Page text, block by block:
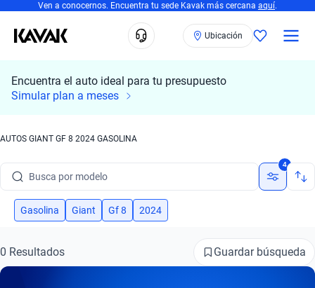
Ven a conocernos. Encuentra tu sede Kavak más cercana aquí.
Ubicación
Encuentra el auto ideal para tu presupuesto
Simular plan a meses
AUTOS GIANT GF 8 2024 GASOLINA
Busca por modelo
Busca por versión
Busca por marca
4
Gasolina Giant Gf 8 2024
0 Resultados Guardar búsqueda